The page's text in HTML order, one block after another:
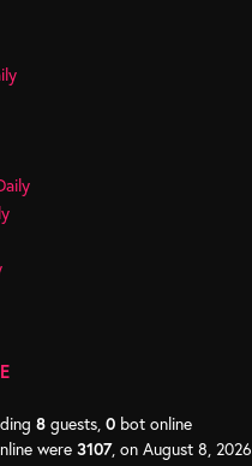
8guests, 0bot online
were 3107, on August 8, 2026